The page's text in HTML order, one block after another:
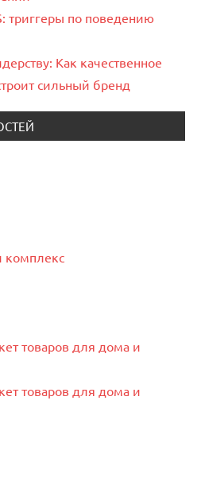
триггеры по поведению
Как качественное
сильный бренд
комплекс
товаров для дома и
товаров для дома и